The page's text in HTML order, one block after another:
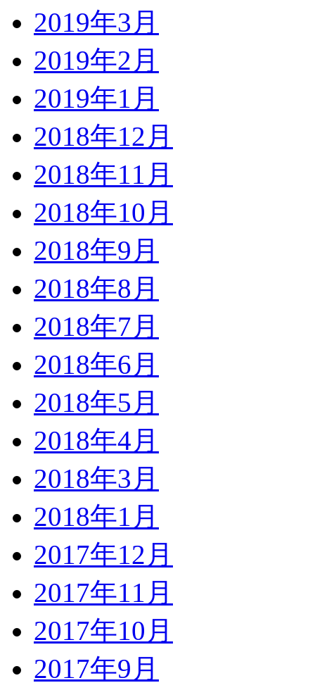
2019年3月
2019年2月
2019年1月
2018年12月
2018年11月
2018年10月
2018年9月
2018年8月
2018年7月
2018年6月
2018年5月
2018年4月
2018年3月
2018年1月
2017年12月
2017年11月
2017年10月
2017年9月